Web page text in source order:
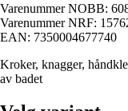
Varenummer NOBB:
Varenummer NRF:
EAN: 7350004677740
Kroker, knagger,
av badet